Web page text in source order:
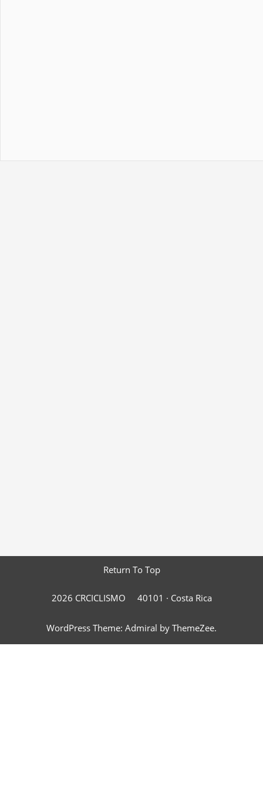
Return To Top
2026 CRCICLISMO 40101 · Costa Rica
WordPress Theme: Admiral by ThemeZee.